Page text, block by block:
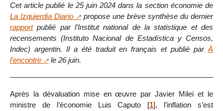
Cet article publié le 25 juin 2024 dans la section économie de
La Izquierdia Diario
propose une brève synthèse du dernier
rapportpublié par l’Institut national de la statistique et des
recensements (Instituto Nacional de Estadística y Censos,
Indec) argentin. Il a été traduit en français et publié par À
l’encontre
le 26 juin.
Après la dévaluation mise en œuvre par Javier Milei et le
ministre de l’économie Luis Caputo [1], l’inflation s’est